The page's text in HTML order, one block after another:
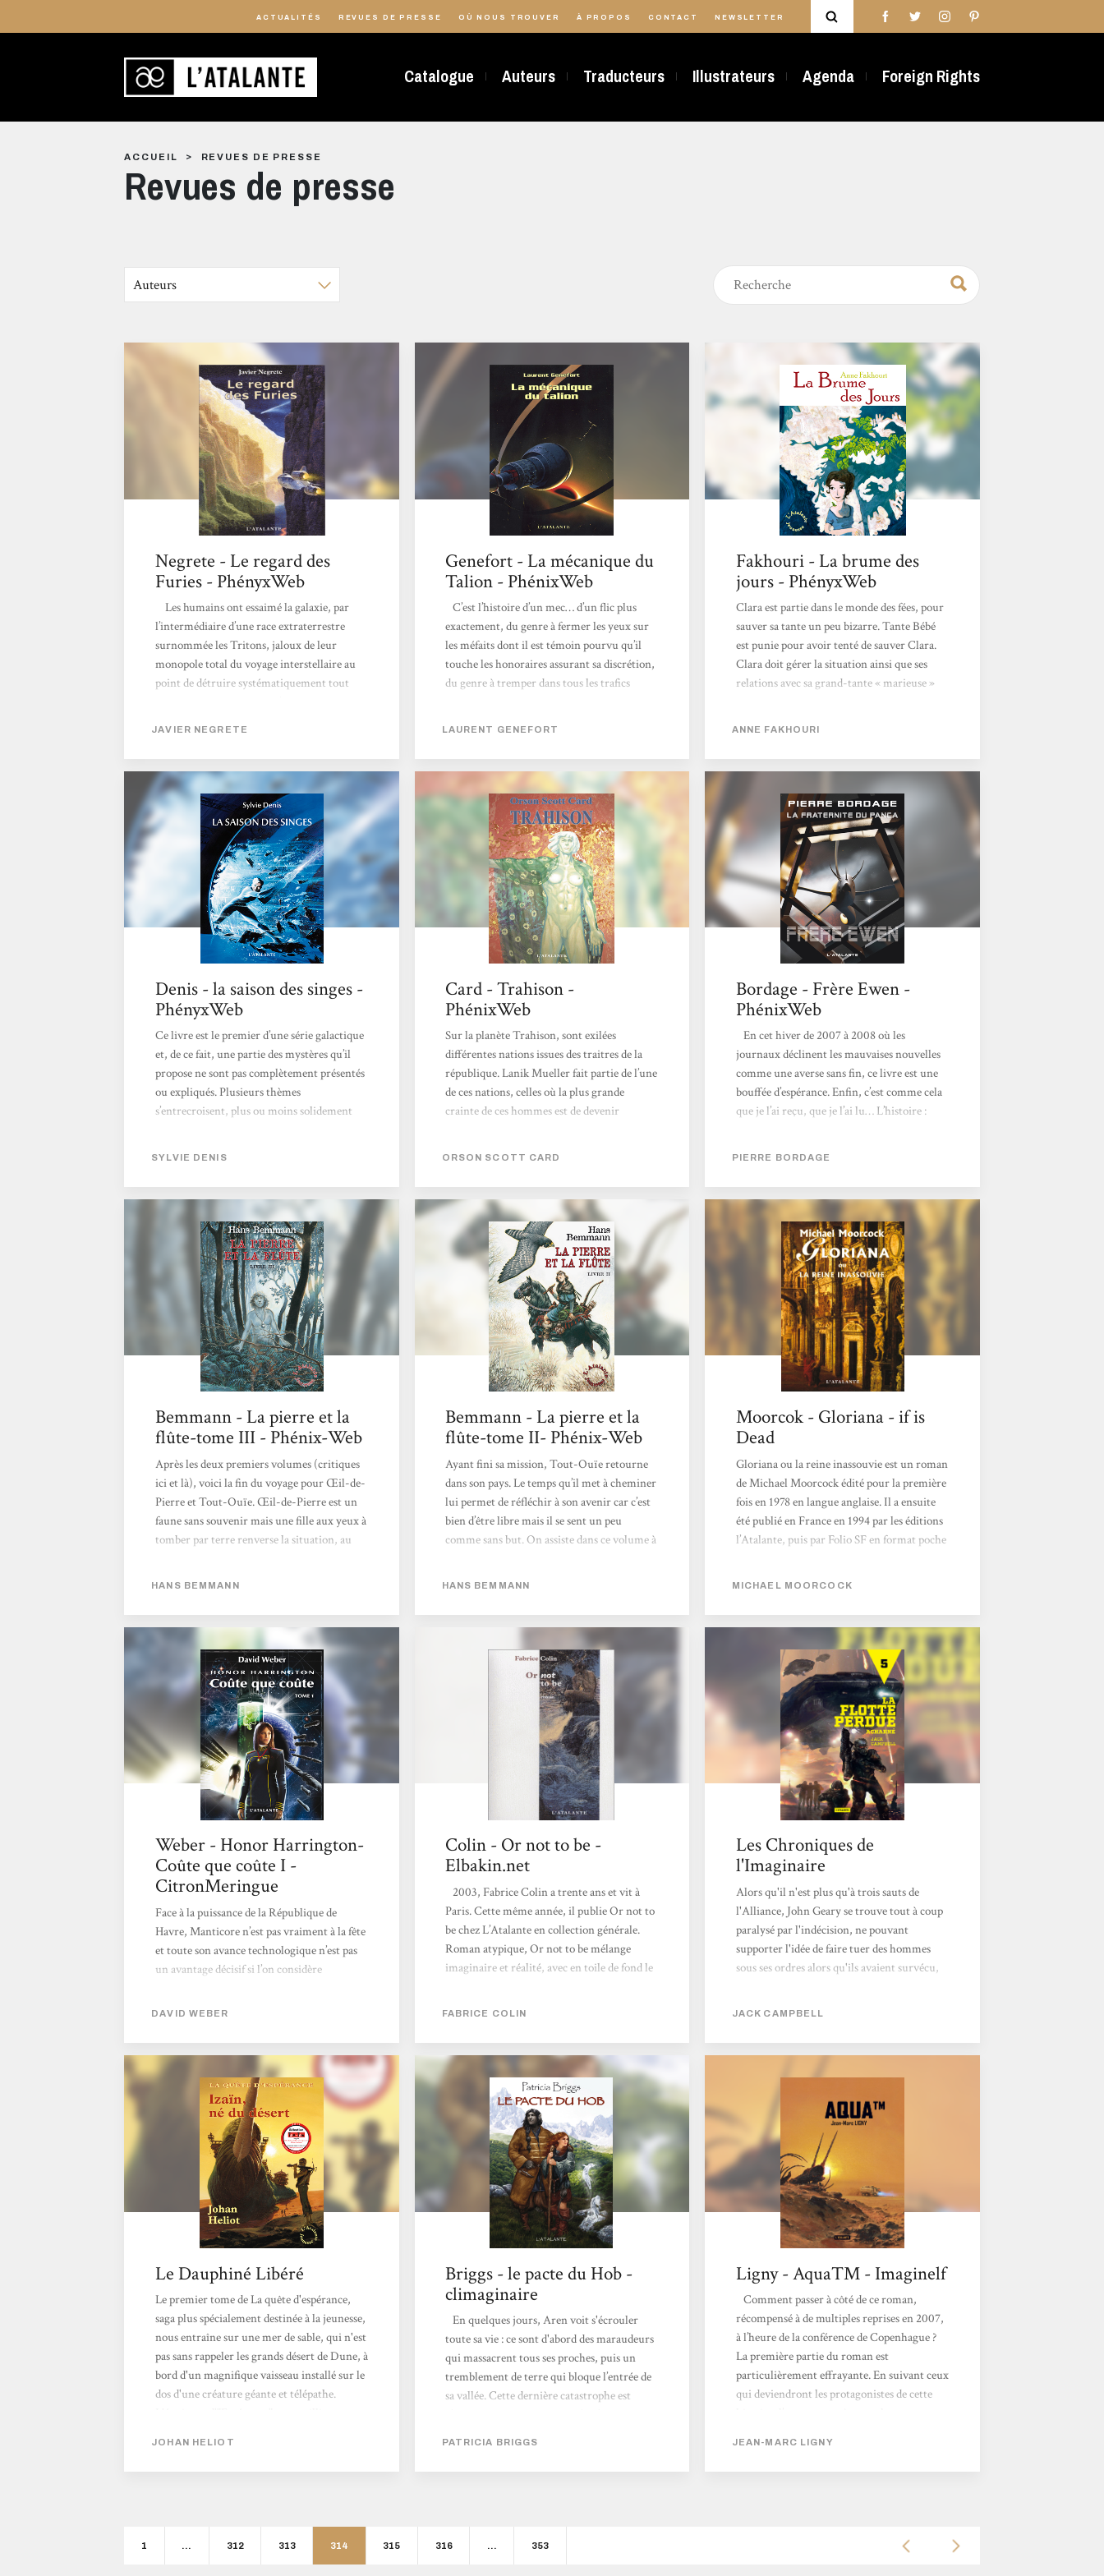
ACTUALITÉS REVUES DE PRESSE OÙ NOUS TROUVER À PROPOS CONTACT NEWSLETTER
Catalogue Auteurs Traducteurs Illustrateurs Agenda Foreign Rights
ACCUEIL REVUES DE PRESSE
Revues de presse
Negrete - Le regard des
Furies - PhényxWeb
Les humains ont essaimé la galaxie, par
l’intermédiaire d’une race extraterrestre
surnommée les Tritons, jaloux de leur
monopole total du voyage interstellaire au
point de détruire systématiquement tout
alors qu’une puissante compagnie
multiplanétaire, l’HONYC, apprend qu’un
vaisseau triton se serait échoué sur une
planète bagne, Rhadamante. En violation des
lois Chang imposant l’extermination...
JAVIER NEGRETE
Genefort - La mécanique du
Talion - PhénixWeb
C’est l’histoire d’un mec… d’un flic plus
exactement, du genre à fermer les yeux sur
les méfaits dont il est témoin pourvu qu’il
touche les honoraires assurant sa discrétion,
du genre à tremper dans tous les trafics
un confortable pactole de nature à améliorer
sa maigre retraite de fonctionnaire. Du
genre enfin à avoir trempé les pattes dans un
pot de miel qui, cette fois, lui était...
LAURENT GENEFORT
Fakhouri - La brume des
jours - PhényxWeb
Clara est partie dans le monde des fées, pour
sauver sa tante un peu bizarre. Tante Bébé
est punie pour avoir tenté de sauver Clara.
Clara doit gérer la situation ainsi que ses
relations avec sa grand-tante « marieuse »
De la grand-tante Coucou au corbeau, le «
bestiaire » est bien plus vaste que cela ! Clara
doit se battre pour retrouver notre monde et
idéalement sans perdre le contact avec le
monde des fées, qui n’est visible qu’aux
cœurs d’enfants. Sinon,...
ANNE FAKHOURI
Denis - la saison des singes -
PhényxWeb
Ce livre est le premier d’une série galactique
et, de ce fait, une partie des mystères qu’il
propose ne sont pas complètement présentés
ou expliqués. Plusieurs thèmes
s’entrecroisent, plus ou moins solidement
pensants, une planète isolée où coexistent
presque sans contacts indigènes simiens, les
Ninshis, et une communauté humaine
obscurantiste ainsi que les survivants d’un
vaisseau détruit...
SYLVIE DENIS
Card - Trahison -
PhénixWeb
Sur la planète Trahison, sont exilées
différentes nations issues des traitres de la
république. Lanik Mueller fait partie de l’une
de ces nations, celles où la plus grande
crainte de ces hommes est de devenir
surnuméraires poussent et repoussent
encore. Lanik refusait de le voir, mais le voici
devenu régénérant radical, devenant de plus
en plus femme tout en restant homme !
Alors il s’enfuit et visite les nations
frontalières. Chaque Nation...
ORSON SCOTT CARD
Bordage - Frère Ewen -
PhénixWeb
En cet hiver de 2007 à 2008 où les
journaux déclinent les mauvaises nouvelles
comme une averse sans fin, ce livre est une
bouffée d’espérance. Enfin, c’est comme cela
que je l’ai reçu, que je l’ai lu… L’histoire :
tout ce qui est vivant. Comme une sorte de «
franc-maçonnerie spatiale ». Nous sommes
dans des lendemains lointains. Très lointains.
Pierre Bordage a déplacé...
PIERRE BORDAGE
Bemmann - La pierre et la
flûte-tome III - Phénix-Web
Après les deux premiers volumes (critiques
ici et là), voici la fin du voyage pour Œil-de-
Pierre et Tout-Ouïe. Œil-de-Pierre est un
faune sans souvenir mais une fille aux yeux à
tomber par terre renverse la situation, au
Demeure la poésie, le monde entre deux et
de multiples niveaux de lecture car les faux-
semblants et les apparences sont bien
trompeurs… Véronique De Laet, 25
novembre 2009, phenixweb.net.
HANS BEMMANN
Bemmann - La pierre et la
flûte-tome II- Phénix-Web
Ayant fini sa mission, Tout-Ouïe retourne
dans son pays. Le temps qu’il met à cheminer
lui permet de réfléchir à son avenir car c’est
bien d’être libre mais il se sent un peu
comme sans but. On assiste dans ce volume à
fille, aux premières difficultés. On se
adolescence, sûr de lui jusqu’à l’arrogance. Il
pense que sa récente indépendance le libère
de suivre les conseils des autres et...
HANS BEMMANN
Moorcok - Gloriana - if is
Dead
Gloriana ou la reine inassouvie est un roman
de Michael Moorcock édité pour la première
fois en 1978 en langue anglaise. Il a ensuite
été publié en France en 1994 par les éditions
l’Atalante, puis par Folio SF en format poche
dans sa superbe édition. C’est à cette occasion
que nous vous en faisons une critique. Petit
synopsis ? Gloriana ou la Reine Inassouvie
Age d’Or d’Albion, Gloriana règne sans
partage sur le pays et son...
MICHAEL MOORCOCK
Weber - Honor Harrington-
Coûte que coûte I -
CitronMeringue
Face à la puissance de la République de
Havre, Manticore n’est pas vraiment à la fête
et toute son avance technologique n’est pas
un avantage décisif si l’on considère
l’ennemi. Par ailleurs, même s’il est des voix
paix, ce ne serait pas du goût de la
Manpower Incorporated et d'Albretch
Detweiler qui compte bien s’employer à ce
qu’aucun accord ne soit possible. Après tout,
à quoi serviraient sinon les espions, les
faussaires et les assassins ? D’autant que
DAVID WEBER
Colin - Or not to be -
Elbakin.net
2003, Fabrice Colin a trente ans et vit à
Paris. Cette même année, il publie Or not to
be chez L’Atalante en collection générale.
Roman atypique, Or not to be mélange
imaginaire et réalité, avec en toile de fond le
décousue. Si cette décomposition peut, de
prime abord, perturber, voire rebuter, elle
s’avère néanmoins un reflet fidèle de
l’évolution psychique du héros retrouvant
peu à peu ses souvenirs (ou sombrant...
FABRICE COLIN
Les Chroniques de
l'Imaginaire
Alors qu'il n'est plus qu'à trois sauts de
l'Alliance, John Geary se trouve tout à coup
paralysé par l'indécision, ne pouvant
supporter l'idée de faire tuer des hommes
sous ses ordres alors qu'ils avaient survécu,
il convient avec elle que le choix d'aller à
délivrer les personnels de l'Alliance qui y
sont emprisonnés. Dans ce tome où, comme
les spatiaux, le lecteur "sent l'écurie", la
politique tient une large...
JACK CAMPBELL
Le Dauphiné Libéré
Le premier tome de La quête d'espérance,
saga plus spécialement destinée à la jeunesse,
nous entraîne sur une mer de sable, qui n'est
pas sans rappeler les grands désert de Dune, à
bord d'un magnifique vaisseau installé sur le
dos d'une créature géante et télépathe.
sans souvenirs. Il va bientôt devenir l'enjeu
d'une terrible lutte de pouvoir. Johan Heliot
d'aventures, l'histoire de pirates et
l'univers...
JOHAN HELIOT
Briggs - le pacte du Hob -
climaginaire
En quelques jours, Aren voit s'écrouler
toute sa vie : ce sont d'abord des maraudeurs
qui massacrent tous ses proches, puis un
tremblement de terre qui bloque l’entrée de
sa vallée. Cette dernière catastrophe est
sortilèges, a été libérée par un mage de sang
des humains....
PATRICIA BRIGGS
Ligny - AquaTM - Imaginelf
Comment passer à côté de ce roman,
récompensé à de multiples reprises en 2007,
à l’heure de la conférence de Copenhague ?
La première partie du roman est
particulièrement effrayante. En suivant ceux
qui deviendront les protagonistes de cette
tempêtes d’eau en Hollande, dans des déserts
morts en Afrique, sous une tornade aux
JEAN-MARC LIGNY
1 … 312 313 314 315 316 … 353